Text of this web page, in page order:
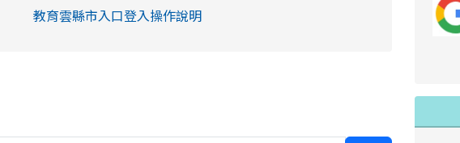
link to https://eliteracy.edu.tw/Shorts/xiaohongshu.html
教育雲縣市入口登入操作說明
link to https://eliteracy.edu.tw/Shorts/xiaohongshu.html